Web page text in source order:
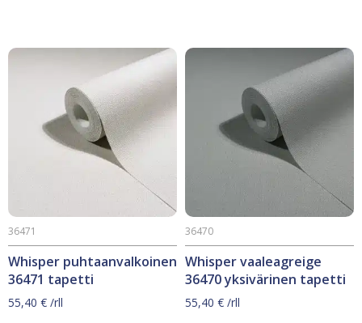
Whisper puhtaanvalkoinen
36471 tapetti
36471
55,40 € /rll
Whisper vaaleagreige
36470 yksivärinen tapetti
36470
55,40 € /rll